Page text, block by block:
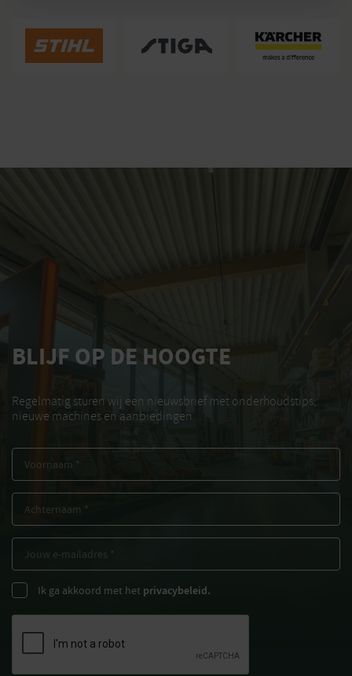
BLIJF OP DE HOOGTE
Regelmatig sturen wij een nieuwsbrief met onderhoudstips,
nieuwe machines en aanbiedingen
Ik ga akkoord met het privacybeleid.